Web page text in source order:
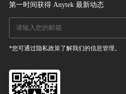
第一时间获得 Anytek 最新动态
*您可通过隐私政策了解我们的信息管理。